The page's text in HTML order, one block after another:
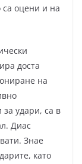
са оцени и на
доста
на
удари, са в
Диас
Знае
като